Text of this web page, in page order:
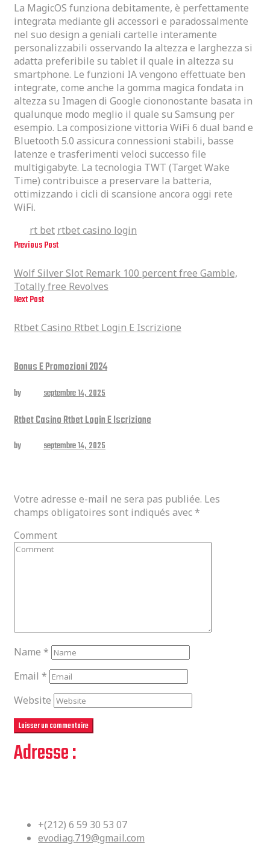
La MagicOS funziona debitamente, è perfettamente
integrata mediante gli accessori e paradossalmente
nel suo design a geniali cartelle interamente
personalizzabili osservando la altezza e larghezza si
adatta preferibile su tablet il quale in altezza su
smartphone. Le funzioni IA vengono effettuate ben
integrate, come anche la gomma magica fondata in
altezza su Imagen di Google ciononostante basata in
qualunque modo meglio il quale su Samsung per
esempio. La composizione vittoria WiFi 6 dual band e
Bluetooth 5.0 assicura connessioni stabili, basse
latenze e trasferimenti veloci successo file
multigigabyte. La tecnologia TWT (Target Wake
Time) contribuisce a preservare la batteria,
ottimizzando i cicli di scansione ancora oggi rete
WiFi.
rt bet rtbet casino login
Previous Post
Wolf Silver Slot Remark 100 percent free Gamble,
Totally free Revolves
Next Post
Rtbet Casino Rtbet Login E Iscrizione
Bonus E Promozioni 2024
by septembre 14, 2025
Rtbet Casino Rtbet Login E Iscrizione
by septembre 14, 2025
Votre adresse e-mail ne sera pas publiée. Les
champs obligatoires sont indiqués avec*
Comment
Name *
Email *
Website
Adresse :
+(212) 6 59 30 53 07
evodiag.719@gmail.com